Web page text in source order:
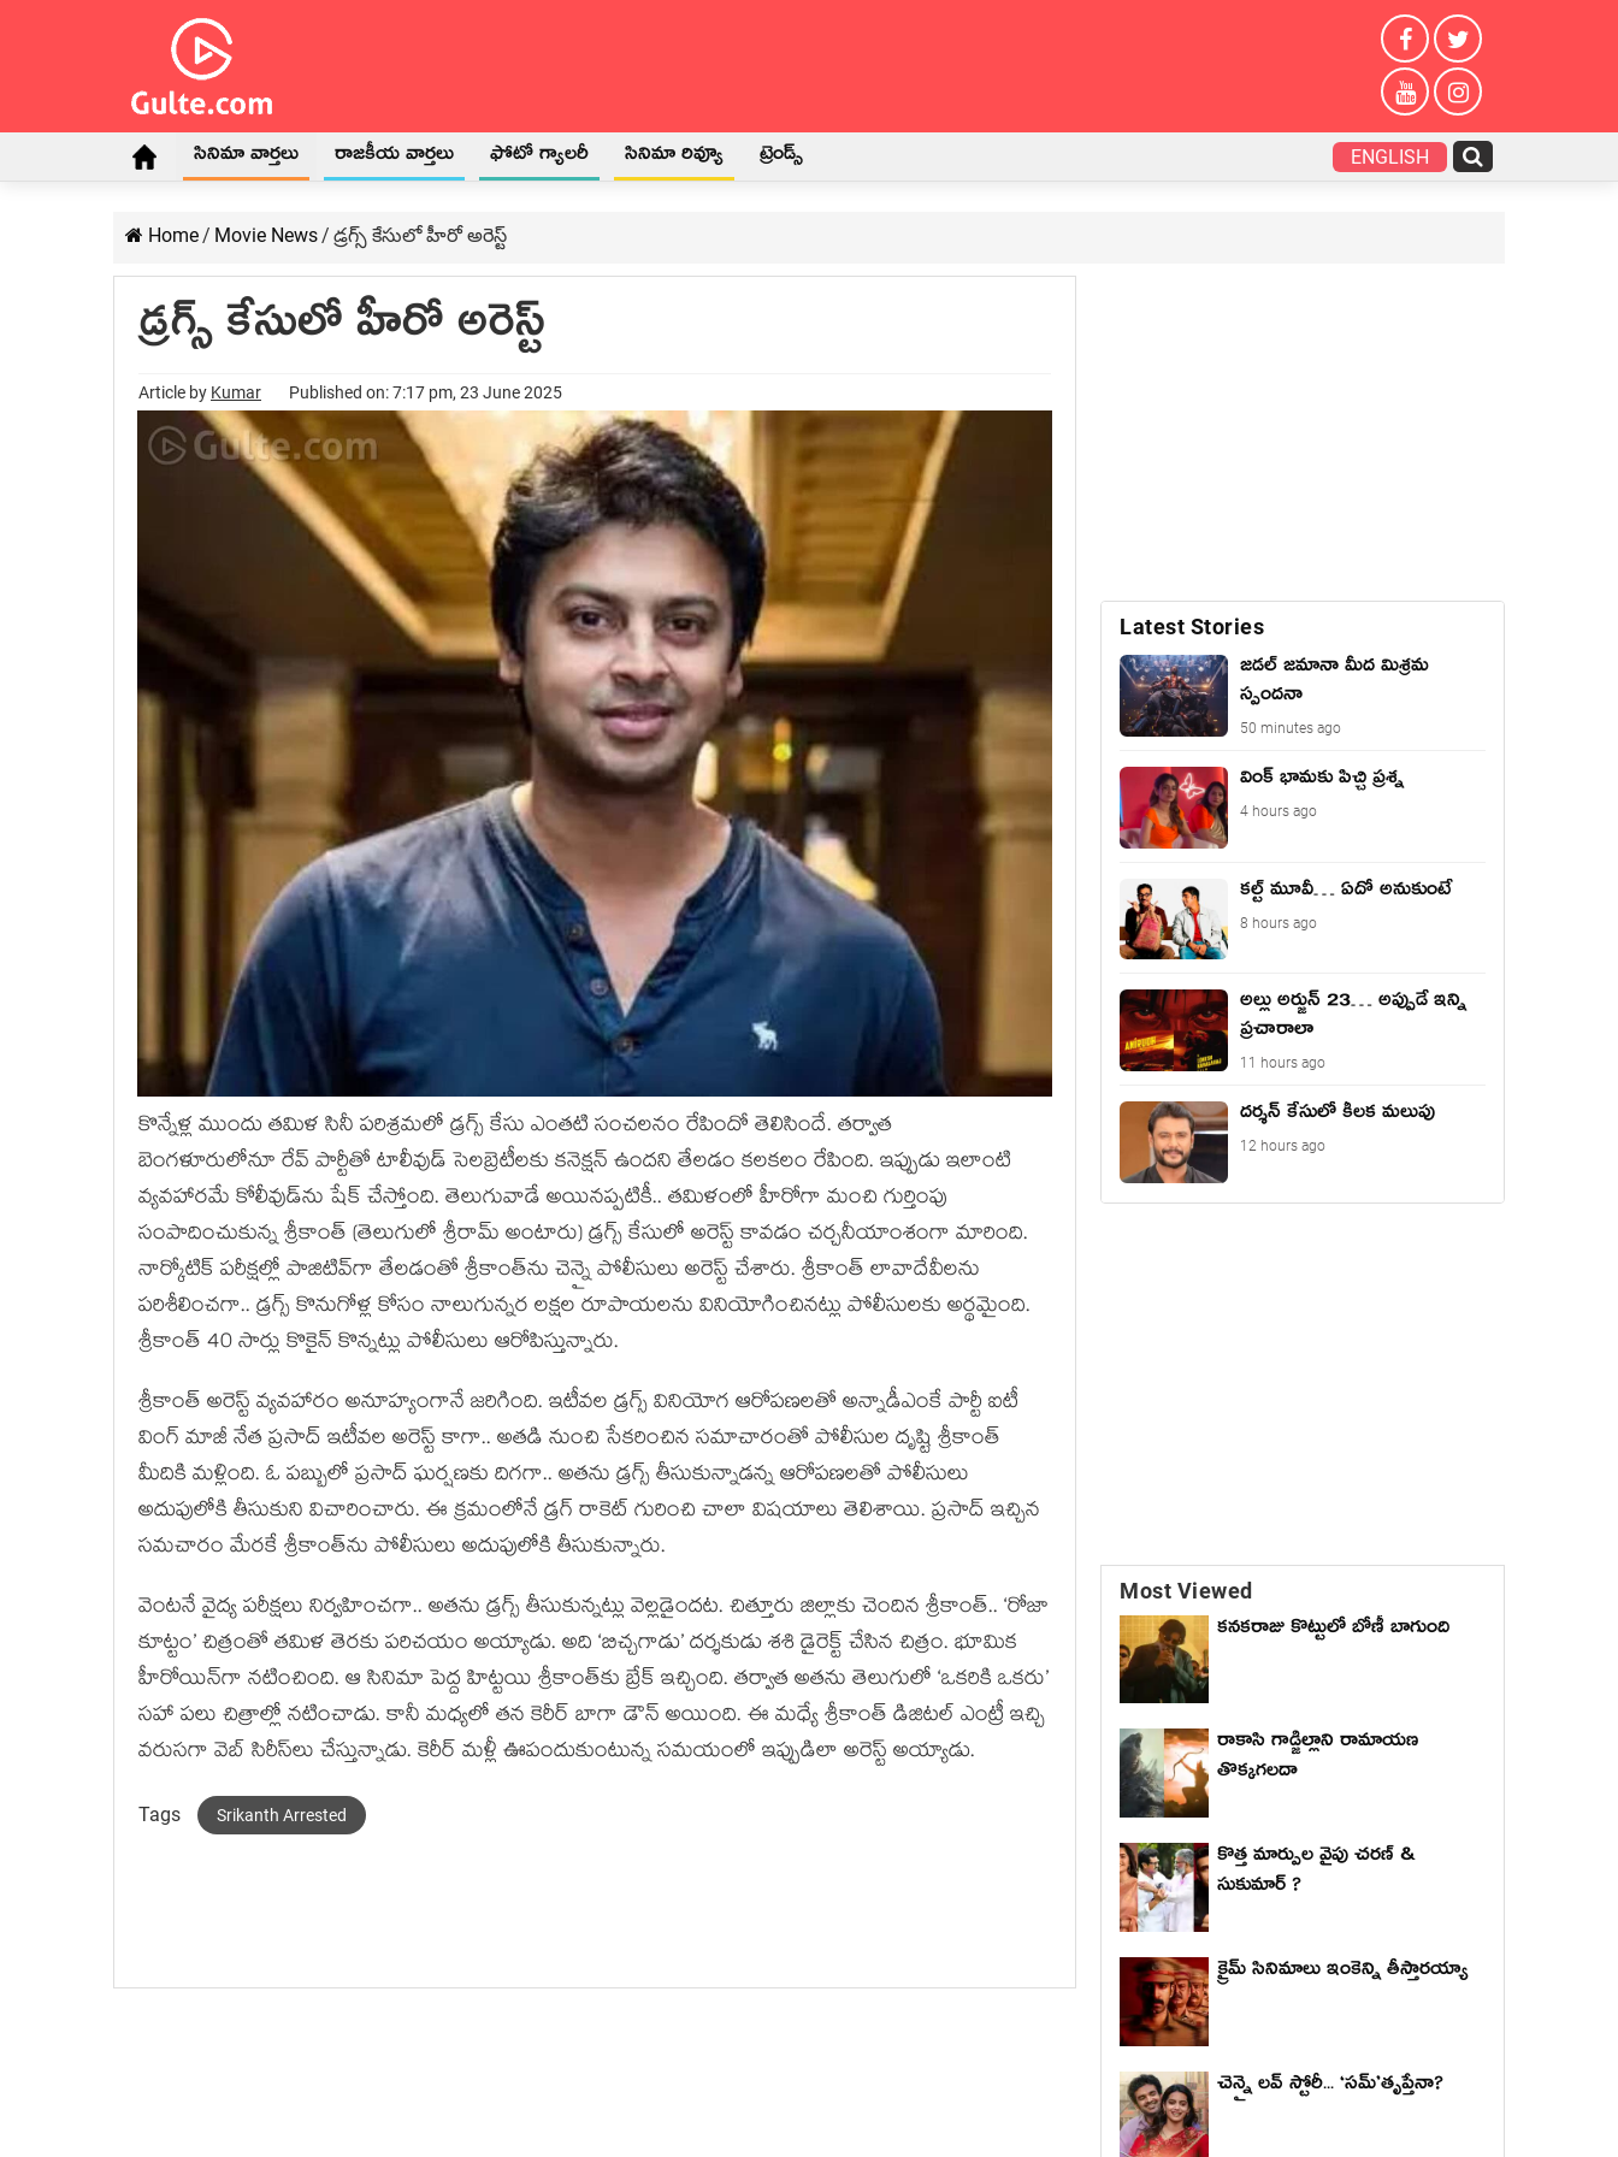
సినిమా వార్తలు రాజకీయ వార్తలు ఫోటో గ్యాలరీ సినిమా రివ్యూ ట్రెండ్స్ ENGLISH
Home/ Movie News/ డ్రగ్స్ కేసులో హీరో అరెస్ట్
డ్రగ్స్ కేసులో హీరో అరెస్ట్
Article by Kumar Published on: 7:17 pm, 23 June 2025
కొన్నేళ్ల ముందు తమిళ సినీ పరిశ్రమలో డ్రగ్స్ కేసు ఎంతటి సంచలనం రేపిందో తెలిసిందే. తర్వాత
బెంగళూరులోనూ రేవ్ పార్టీతో టాలీవుడ్ సెలబ్రెటీలకు కనెక్షన్ ఉందని తేలడం కలకలం రేపింది. ఇప్పుడు ఇలాంటి
వ్యవహారమే కోలీవుడ్‌‌ను షేక్ చేస్తోంది. తెలుగువాడే అయినప్పటికీ.. తమిళంలో హీరోగా మంచి గుర్తింపు
సంపాదించుకున్న శ్రీకాంత్ (తెలుగులో శ్రీరామ్ అంటారు) డ్రగ్స్ కేసులో అరెస్ట్ కావడం చర్చనీయాంశంగా మారింది.
నార్కోటిక్ పరీక్షల్లో పాజిటివ్‌గా తేలడంతో శ్రీకాంత్‌ను చెన్నై పోలీసులు అరెస్ట్ చేశారు. శ్రీకాంత్ లావాదేవీలను
పరిశీలించగా.. డ్రగ్స్ కొనుగోళ్ల కోసం నాలుగున్నర లక్షల రూపాయలను వినియోగించినట్లు పోలీసులకు అర్థమైంది.
శ్రీకాంత్ 40 సార్లు కొకైన్ కొన్నట్లు పోలీసులు ఆరోపిస్తున్నారు.
శ్రీకాంత్ అరెస్ట్ వ్యవహారం అనూహ్యంగానే జరిగింది. ఇటీవల డ్రగ్స్ వినియోగ ఆరోపణలతో అన్నాడీఎంకే పార్టీ ఐటీ
వింగ్ మాజీ నేత ప్రసాద్ ఇటీవల అరెస్ట్ కాగా.. అతడి నుంచి సేకరించిన సమాచారంతో పోలీసుల దృష్టి శ్రీకాంత్
మీదికి మళ్లింది. ఓ పబ్బులో ప్రసాద్ ఘర్షణకు దిగగా.. అతను డ్రగ్స్ తీసుకున్నాడన్న ఆరోపణలతో పోలీసులు
అదుపులోకి తీసుకుని విచారించారు. ఈ క్రమంలోనే డ్రగ్ రాకెట్ గురించి చాలా విషయాలు తెలిశాయి. ప్రసాద్ ఇచ్చిన
సమచారం మేరకే శ్రీకాంత్‌ను పోలీసులు అదుపులోకి తీసుకున్నారు.
వెంటనే వైద్య పరీక్షలు నిర్వహించగా.. అతను డ్రగ్స్ తీసుకున్నట్లు వెల్లడైందట. చిత్తూరు జిల్లాకు చెందిన శ్రీకాంత్.. ‘రోజా
కూట్టం’ చిత్రంతో తమిళ తెరకు పరిచయం అయ్యాడు. అది ‘బిచ్చగాడు’ దర్శకుడు శశి డైరెక్ట్ చేసిన చిత్రం. భూమిక
హీరోయిన్‌గా నటించింది. ఆ సినిమా పెద్ద హిట్టయి శ్రీకాంత్‌కు బ్రేక్ ఇచ్చింది. తర్వాత అతను తెలుగులో ‘ఒకరికి ఒకరు’
సహా పలు చిత్రాల్లో నటించాడు. కానీ మధ్యలో తన కెరీర్ బాగా డౌన్ అయింది. ఈ మధ్యే శ్రీకాంత్ డిజిటల్ ఎంట్రీ ఇచ్చి
వరుసగా వెబ్ సిరీస్‌లు చేస్తున్నాడు. కెరీర్ మళ్లీ ఊపందుకుంటున్న సమయంలో ఇప్పుడిలా అరెస్ట్ అయ్యాడు.
Tags Srikanth Arrested
Latest Stories
జడల్ జమానా మీద మిశ్రమ
స్పందనా
50 minutes ago
వింక్ భామకు పిచ్చి ప్రశ్న
4 hours ago
కల్ట్ మూవీ… ఏదో అనుకుంటే
8 hours ago
అల్లు అర్జున్ 23… అప్పుడే ఇన్ని
ప్రచారాలా
11 hours ago
దర్శన్ కేసులో కీలక మలుపు
12 hours ago
Most Viewed
కనకరాజు కొట్టులో బోణీ బాగుంది
రాకాసి గాడ్జిల్లాని రామాయణ
తొక్కగలదా
కొత్త మార్పుల వైపు చరణ్ &
సుకుమార్ ?
క్రైమ్ సినిమాలు ఇంకెన్ని తీస్తారయ్యా
చెన్నై లవ్ స్టోరీ... ‘సమ్’తృప్తేనా?